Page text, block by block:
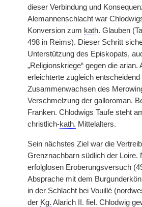
dieser Verbindung und
Alemannenschlacht war
Konversion zum kath. Glauben
498 in Reims). Dieser Schritt
Unterstützung des Episkopats,
„Religionskriege“ gegen die arian.
erleichterte zugleich entscheidend
Zusammenwachsen des
Verschmelzung der galloroman.
Franken. Chlodwigs Taufe steht
christlich-kath. Mittelalters.
Sein nächstes Ziel war die
Grenznachbarn südlich der Loire.
erfolglosen Eroberungsversuch
Absprache mit dem
in der Schlacht bei Vouillé
der Kg. Alarich II. fiel. Chlodwig